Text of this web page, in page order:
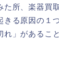
た所、楽器買
きる原因の１
れ」があるこ